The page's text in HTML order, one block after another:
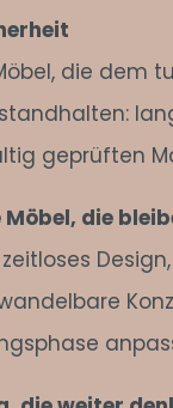
die dem
geprüften
die